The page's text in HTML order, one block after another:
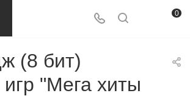
0
(8 бит)
игр "Мега хиты